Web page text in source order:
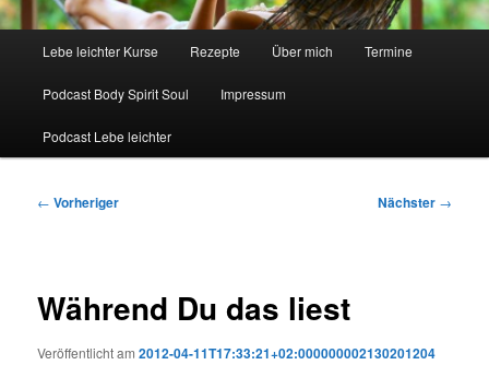
Lebe leichter Kurse Rezepte Über mich Termine
Podcast Body Spirit Soul Impressum
Podcast Lebe leichter
Beitragsnavigation
← Vorheriger Nächster →
Während Du das liest
Veröffentlicht am2012-04-11T17:33:21+02:000000002130201204